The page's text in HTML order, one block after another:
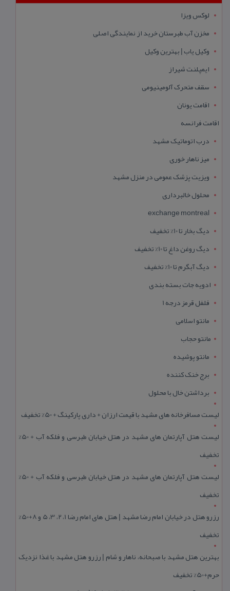
لوکس ویزا
مخزن آب طبرستان خرید از نمایندگی اصلی
وکیل یاب | بهترین وکیل
ایمپلنت شیراز
سقف متحرک آلومینیومی
اقامت یونان
اقامت فرانسه
درب اتوماتیک مشهد
میز ناهار خوری
ویزیت پزشک عمومی در منزل مشهد
محلول خالبرداری
exchange montreal
دیگ بخار تا 10% تخفیف
دیگ روغن داغ تا 10% تخفیف
دیگ آبگرم تا 10% تخفیف
ادویه جات بسته بندی
فلفل قرمز درجه 1
مانتو اسلامی
مانتو حجاب
مانتو پوشیده
برج خنک کننده
برداشتن خال با محلول
لیست مسافرخانه های مشهد با قیمت ارزان + داری پارکینگ + 50% تخفیف
لیست هتل آپارتمان های مشهد در هتل خیابان طبرسی و فلکه آب + 50%
تخفیف
لیست هتل آپارتمان های مشهد در هتل خیابان طبرسی و فلکه آب + 50%
تخفیف
رزرو هتل در خیابان امام رضا مشهد | هتل‌ های امام رضا 1، 2، 3، 5 و 8+50%
تخفیف
بهترین هتل مشهد با صبحانه، ناهار و شام | رزرو هتل مشهد با غذا نزدیک
حرم+50% تخفیف